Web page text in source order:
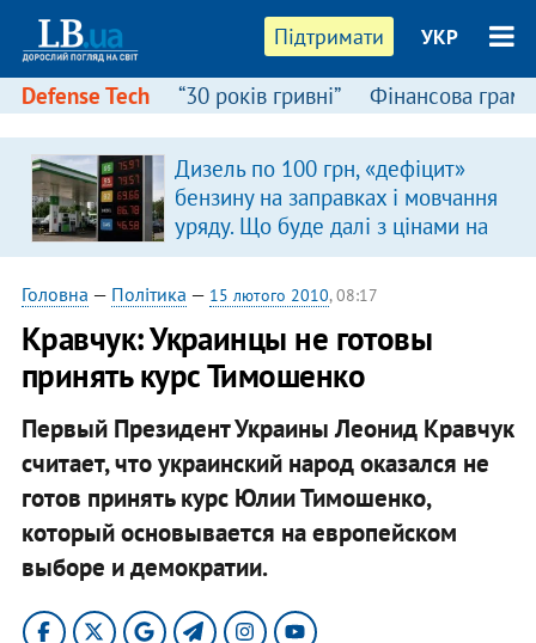
Підтримати УКР
Defense Tech “30 років гривні” Фінансова
Дизель по 100 грн, «дефіцит»
бензину на заправках і мовчання
уряду. Що буде далі з цінами на
пальне?
Головна — Політика — 15 лютого 2010, 08:17
Кравчук: Украинцы не готовы
принять курс Тимошенко
Первый Президент Украины Леонид Кравчук
считает, что украинский народ оказался не
готов принять курс Юлии Тимошенко,
который основывается на европейском
выборе и демократии.